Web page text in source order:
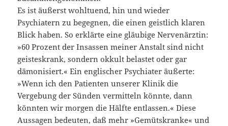
Es ist äußerst wohltuend, hin und wieder
Psychiatern zu begegnen, die einen geistlich klaren
Blick haben. So erklärte eine gläubige Nervenärztin:
»60 Prozent der Insassen meiner Anstalt sind nicht
geisteskrank, sondern okkult belastet oder gar
dämonisiert.« Ein englischer Psychiater äußerte:
»Wenn ich den Patienten unserer Klinik die
Vergebung der Sünden vermitteln könnte, dann
könnten wir morgen die Hälfte entlassen.« Diese
Aussagen bedeuten, daß mehr »Gemütskranke« und